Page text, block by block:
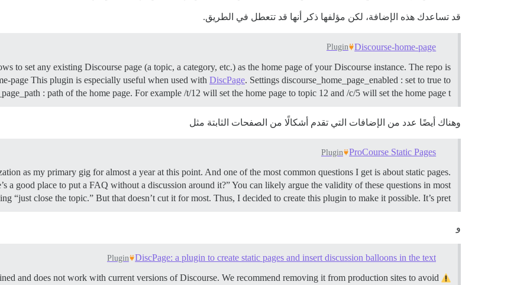
قد تساعدك هذه الإضافة، لكن مؤلفها ذكر أنها قد تتعطل في الطريق.
Discourse-home-page
Plugin
to set any existing Discourse page (a topic, a category, etc.) as the home page of your Discourse instance. The repo is
page This plugin is especially useful when used with DiscPage. Settings discourse_home_page_enabled : set to true to
: path of the home page. For example /t/12 will set the home page to topic 12 and /c/5 will set the home page t…
وهناك أيضًا عدد من الإضافات التي تقدم أشكالًا من الصفحات الثابتة مثل
ProCourse Static Pages
Plugin
as my primary gig for almost a year at this point. And one of the most common questions I get is about static pages.
a good place to put a FAQ without a discussion around it?” You can likely argue the validity of these questions in most
“just close the topic.” But that doesn’t cut it for most. Thus, I decided to create this plugin to make it possible. It’s pret…
و
DiscPage: a plugin to create static pages and insert discussion balloons in the text
Plugin
and does not work with current versions of Discourse. We recommend removing it from production sites to avoid